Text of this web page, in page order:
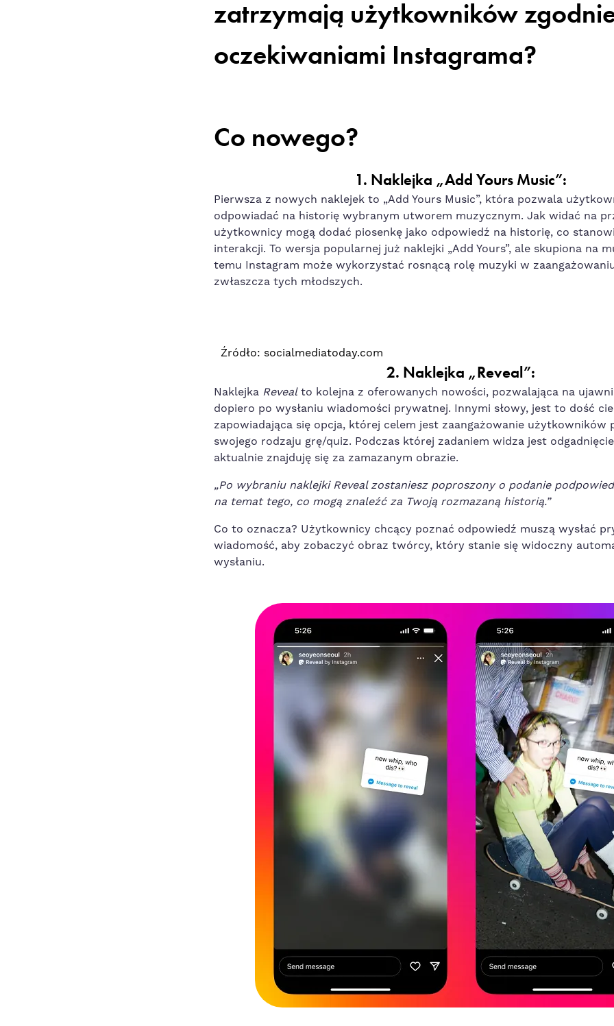
zatrzymają użytkowników
oczekiwaniami Instagrama?
Co nowego?
1. Naklejka „Add Yours Music”:
Pierwsza z nowych naklejek to „Add Yours Music”, która pozwala
odpowiadać na historię wybranym utworem muzycznym. Jak widać na
użytkownicy mogą dodać piosenkę jako odpowiedź na historię, co
interakcji. To wersja popularnej już naklejki „Add Yours”, ale skupiona na
temu Instagram może wykorzystać rosnącą rolę muzyki w
zwłaszcza tych młodszych.
Źródło: socialmediatoday.com
2. Naklejka „Reveal”:
Naklejka Revealto kolejna z oferowanych nowości, pozwalająca na
dopiero po wysłaniu wiadomości prywatnej. Innymi słowy, jest to dość
zapowiadająca się opcja, której celem jest zaangażowanie użytkowników
swojego rodzaju grę/quiz. Podczas której zadaniem widza jest
aktualnie znajduję się za zamazanym obrazie.
„Po wybraniu naklejki Reveal zostaniesz poproszony o podanie
na temat tego, co mogą znaleźć za Twoją rozmazaną historią.”
Co to oznacza? Użytkownicy chcący poznać odpowiedź muszą wysłać
wiadomość, aby zobaczyć obraz twórcy, który stanie się widoczny
wysłaniu.